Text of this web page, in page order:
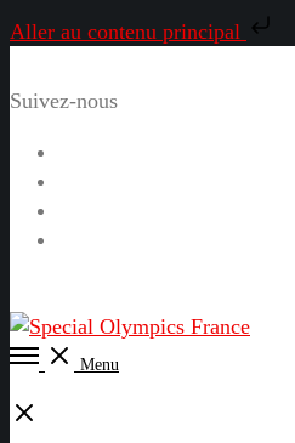
Aller au contenu principal
Suivez-nous
Open
Menu
Close